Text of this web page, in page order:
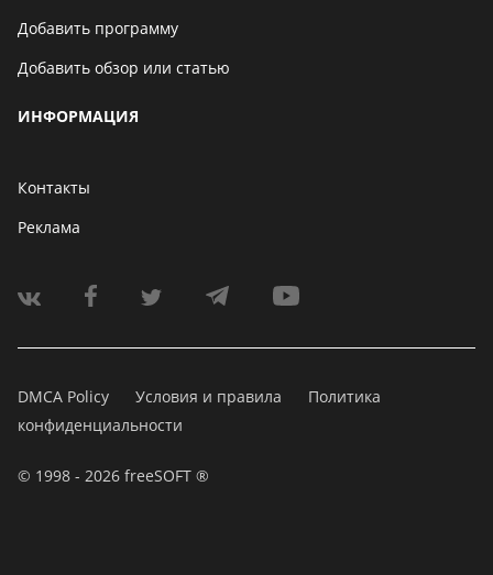
Добавить программу
Добавить обзор или статью
ИНФОРМАЦИЯ
Контакты
Реклама
DMCA Policy Условия и правила
Политика
конфиденциальности
© 1998 - 2026 freeSOFT ®